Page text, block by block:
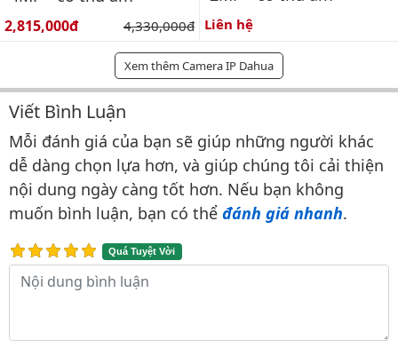
Giá bán:
2,815,000đ Giá gốc:
4,330,000đ Liên hệ
Xem thêm Camera IP Dahua
Bình luận & Đánh giá
Viết Bình Luận
Mỗi đánh giá của bạn sẽ giúp những người khác
dễ dàng chọn lựa hơn, và giúp chúng tôi cải thiện
nội dung ngày càng tốt hơn. Nếu bạn không
muốn bình luận, bạn có thể đánh giá nhanh.
Quá Tuyệt Vời
Nội dung bình luận